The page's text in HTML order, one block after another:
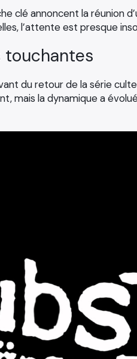
clé annoncent la réunion
l’attente est presque
touchantes
du retour de la série
mais la dynamique a